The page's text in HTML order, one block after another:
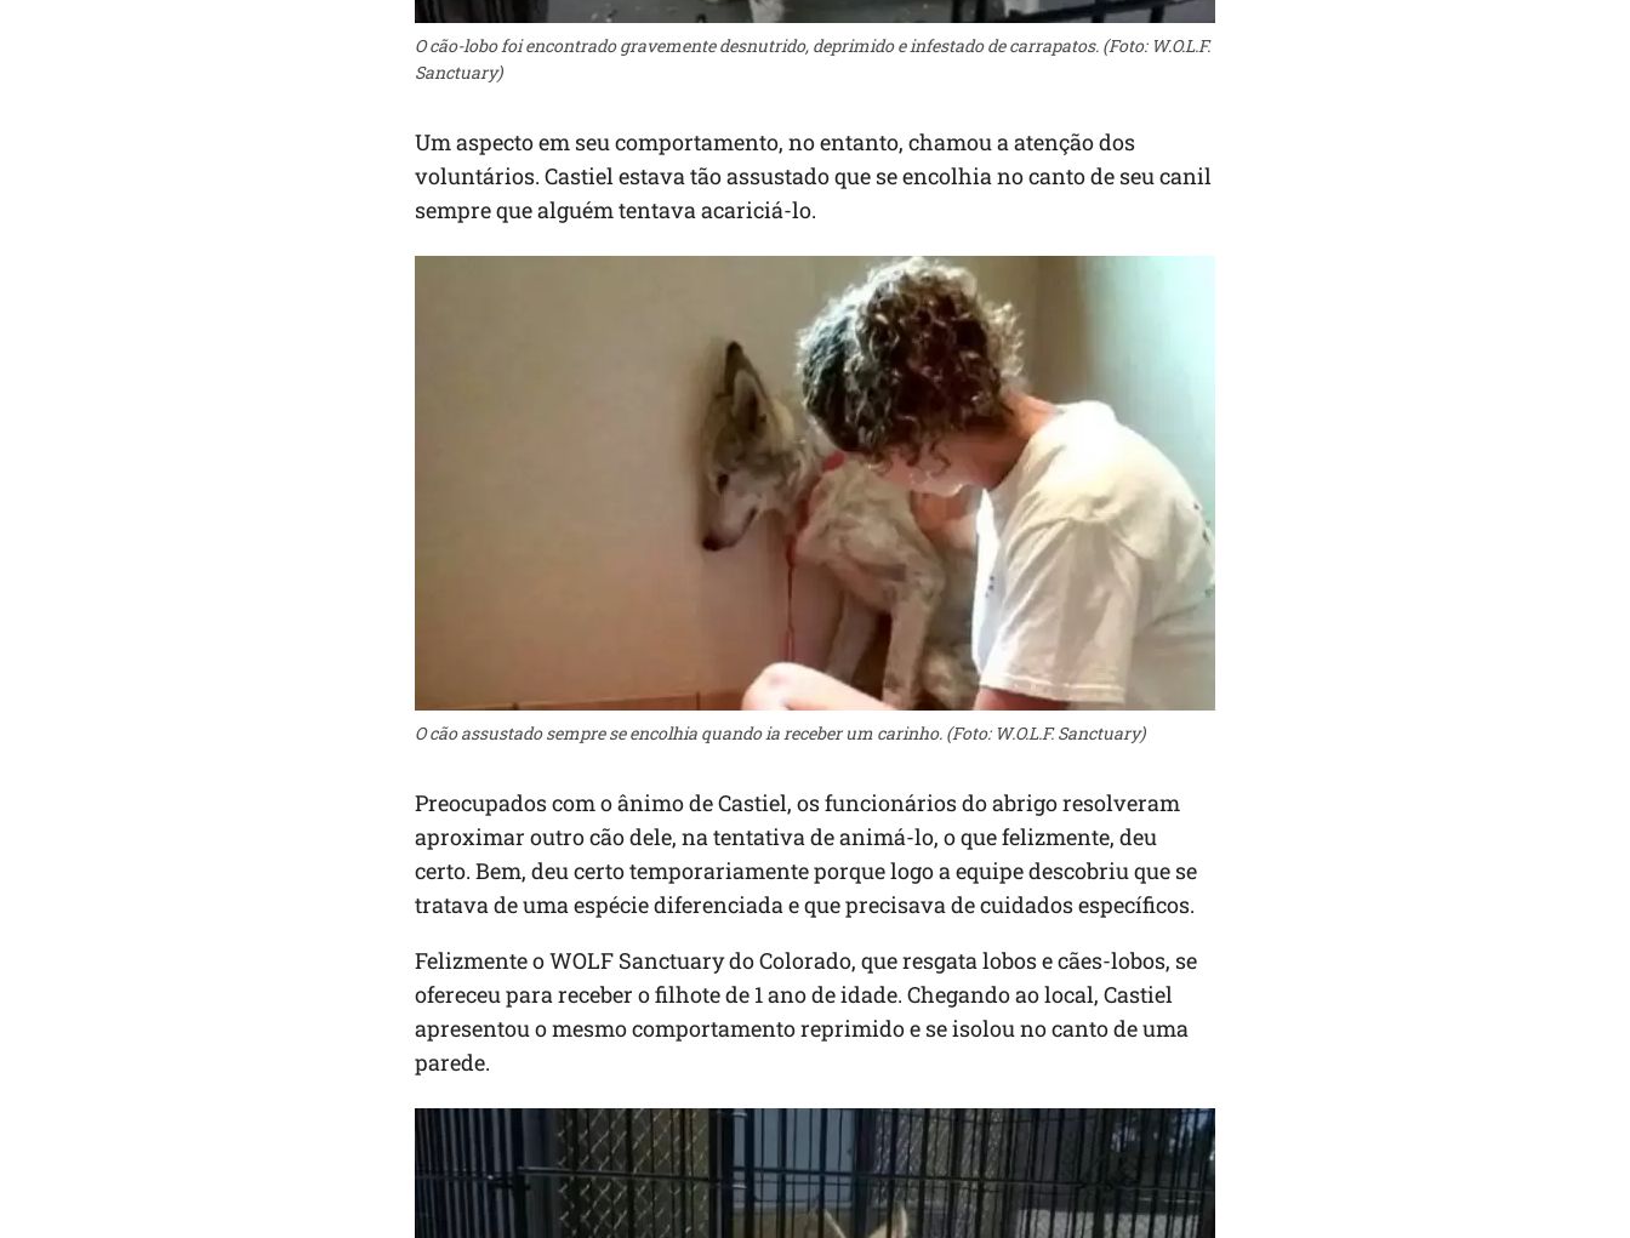
O cão-lobo foi encontrado gravemente desnutrido, deprimido e infestado de carrapatos. (Foto: W.O.L.F.
Sanctuary)
Um aspecto em seu comportamento, no entanto, chamou a atenção dos
voluntários. Castiel estava tão assustado que se encolhia no canto de seu canil
sempre que alguém tentava acariciá-lo.
O cão assustado sempre se encolhia quando ia receber um carinho. (Foto: W.O.L.F. Sanctuary)
Preocupados com o ânimo de Castiel, os funcionários do abrigo resolveram
aproximar outro cão dele, na tentativa de animá-lo, o que felizmente, deu
certo. Bem, deu certo temporariamente porque logo a equipe descobriu que se
tratava de uma espécie diferenciada e que precisava de cuidados específicos.
Felizmente o WOLF Sanctuary do Colorado, que resgata lobos e cães-lobos, se
ofereceu para receber o filhote de 1 ano de idade. Chegando ao local, Castiel
apresentou o mesmo comportamento reprimido e se isolou no canto de uma
parede.